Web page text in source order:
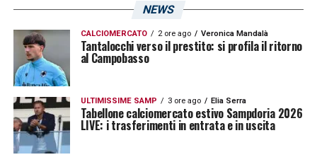
NEWS
CALCIOMERCATO 2 ore ago Veronica Mandalà
Tantalocchi verso il prestito: si profila il ritorno
al Campobasso
ULTIMISSIME SAMP 3 ore ago Elia Serra
Tabellone calciomercato estivo Sampdoria 2026
LIVE: i trasferimenti in entrata e in uscita